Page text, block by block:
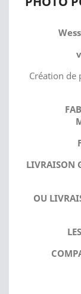
Création de
LIVRAISON
OU